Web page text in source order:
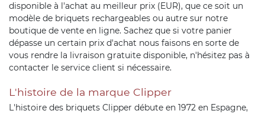
disponible à l'achat au meilleur prix (EUR), que ce soit un
modèle de briquets rechargeables ou autre sur notre
boutique de vente en ligne. Sachez que si votre panier
dépasse un certain prix d'achat nous faisons en sorte de
vous rendre la livraison gratuite disponible, n'hésitez pas à
contacter le service client si nécessaire.
L'histoire de la marque Clipper
L'histoire des briquets Clipper débute en 1972 en Espagne,